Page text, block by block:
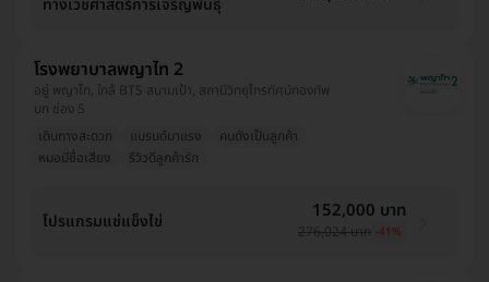
ทางเวชศาสตร์การเจริญพันธ์ุ
โรงพยาบาลพญาไท 2
อยู่ พญาไท, ใกล้ BTS สนามเป้า, สถานีวิทยุโทรทัศน์กองทัพ
บก ช่อง 5
เดินทางสะดวก
แบรนด์มาแรง
คนดังเป็นลูกค้า
หมอมีชื่อเสียง
รีวิวดีลูกค้ารัก
โปรแกรมแช่แข็งไข่ 152,000 บาท
276,024 บาท -41%